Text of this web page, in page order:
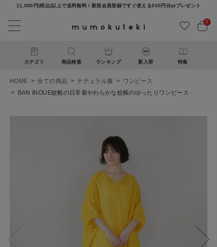
11,000円(税込)以上で送料無料 / 新規会員登録ですぐ使える500円分ptプレゼント
0
カテゴリ 商品検索 ランキング 新入荷 特集
HOME 全ての商品 ナチュラル服
ワンピース
BAN INOUE蚊帳の日常着やわらかな蚊帳のゆったりワンピース